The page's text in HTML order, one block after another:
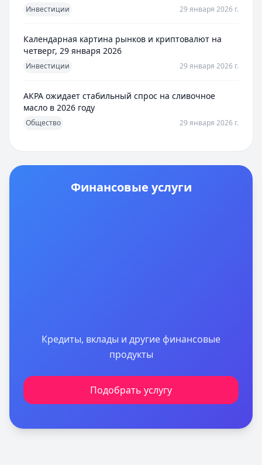
Инвестиции 29 января 2026 г.
Календарная картина рынков и криптовалют на
четверг, 29 января 2026
Инвестиции 29 января 2026 г.
АКРА ожидает стабильный спрос на сливочное
масло в 2026 году
Общество 29 января 2026 г.
Финансовые услуги
Кредиты, вклады и другие финансовые
продукты
Подобрать услугу